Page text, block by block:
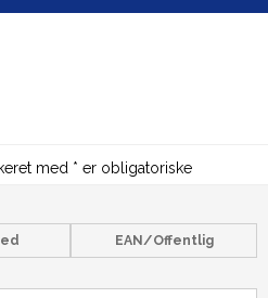
med * er obligatoriske
EAN/Offentlig